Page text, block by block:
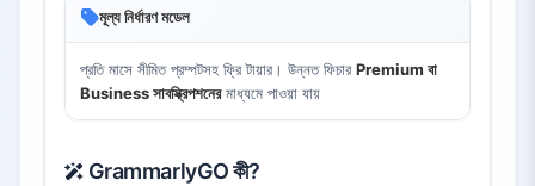
মূল্য নির্ধারণ মডেল
প্রতি মাসে সীমিত প্রম্পটসহ ফ্রি টায়ার। উন্নত ফিচার Premium বা
Business সাবস্ক্রিপশনেরমাধ্যমে পাওয়া যায়
GrammarlyGO কী?